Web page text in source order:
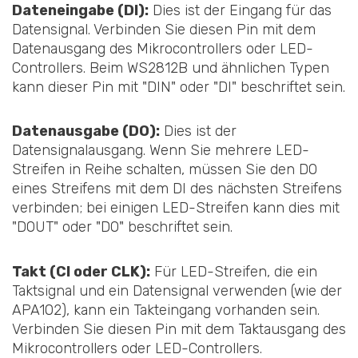
Dateneingabe (DI): Dies ist der Eingang für das
Datensignal. Verbinden Sie diesen Pin mit dem
Datenausgang des Mikrocontrollers oder LED-
Controllers. Beim WS2812B und ähnlichen Typen
kann dieser Pin mit "DIN" oder "DI" beschriftet sein.
Datenausgabe (DO): Dies ist der
Datensignalausgang. Wenn Sie mehrere LED-
Streifen in Reihe schalten, müssen Sie den DO
eines Streifens mit dem DI des nächsten Streifens
verbinden; bei einigen LED-Streifen kann dies mit
"DOUT" oder "DO" beschriftet sein.
Takt (CI oder CLK): Für LED-Streifen, die ein
Taktsignal und ein Datensignal verwenden (wie der
APA102), kann ein Takteingang vorhanden sein.
Verbinden Sie diesen Pin mit dem Taktausgang des
Mikrocontrollers oder LED-Controllers.